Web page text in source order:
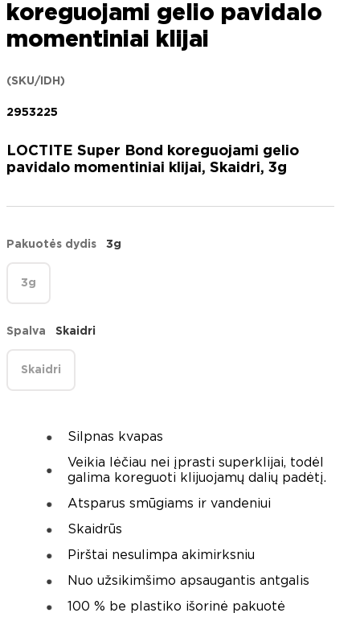
koreguojami gelio pavidalo
momentiniai klijai
(SKU/IDH)
2953225
LOCTITE Super Bond koreguojami gelio
pavidalo momentiniai klijai, Skaidri, 3g
Pakuotės dydis 3g
3g
Spalva Skaidri
Skaidri
Silpnas kvapas
Veikia lėčiau nei įprasti superklijai, todėl
galima koreguoti klijuojamų dalių padėtį.
Atsparus smūgiams ir vandeniui
Skaidrūs
Pirštai nesulimpa akimirksniu
Nuo užsikimšimo apsaugantis antgalis
100 % be plastiko išorinė pakuotė